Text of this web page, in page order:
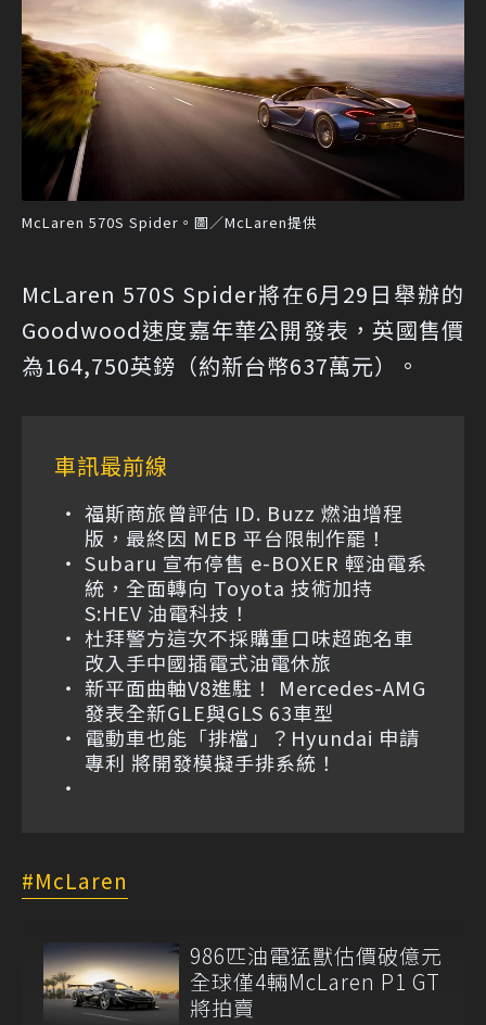
McLaren 570S Spider。圖／McLaren提供
McLaren 570S Spider將在6月29日舉辦的
Goodwood速度嘉年華公開發表，英國售價
為164,750英鎊（約新台幣637萬元）。
車訊最前線
福斯商旅曾評估 ID. Buzz 燃油增程
版，最終因 MEB 平台限制作罷！
Subaru 宣布停售 e-BOXER 輕油電系
統，全面轉向 Toyota 技術加持
S:HEV 油電科技！
杜拜警方這次不採購重口味超跑名車
改入手中國插電式油電休旅
新平面曲軸V8進駐！ Mercedes-AMG
發表全新GLE與GLS 63車型
電動車也能「排檔」？Hyundai 申請
專利 將開發模擬手排系統！
McLaren
986匹油電猛獸估價破億元
全球僅4輛McLaren P1 GT
將拍賣